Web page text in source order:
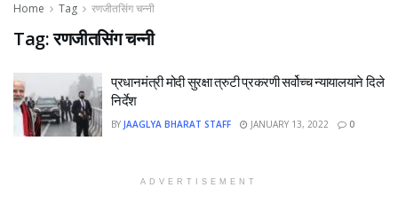
Home Tag रणजीतसिंग चन्नी
Tag:रणजीतसिंग चन्नी
प्रधानमंत्री मोदी सुरक्षा त्रुटी प्रकरणी सर्वोच्च न्यायालयाने दिले
निर्देश
BY JAAGLYA BHARAT STAFF JANUARY 13, 2022 0
ADVERTISEMENT